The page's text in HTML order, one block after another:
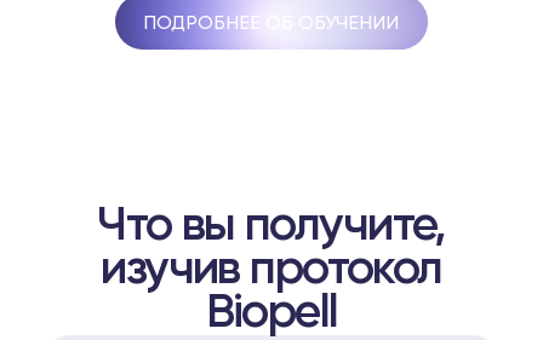
ПОДРОБНЕЕ ОБ ОБУЧЕНИИ
Что вы получите,
изучив протокол
Biopell